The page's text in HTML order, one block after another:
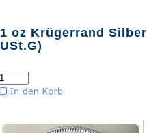
1 oz Krügerrand
USt.G)